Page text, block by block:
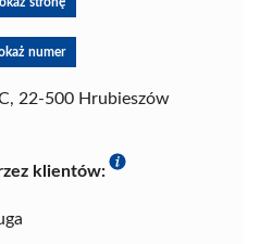
numer
22-500 Hrubieszów
klientów: